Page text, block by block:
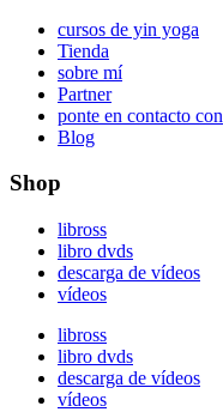
cursos de yin yoga
Tienda
sobre mí
Partner
ponte en contacto con
Blog
Shop
libross
libro dvds
descarga de vídeos
vídeos
libross
libro dvds
descarga de vídeos
vídeos